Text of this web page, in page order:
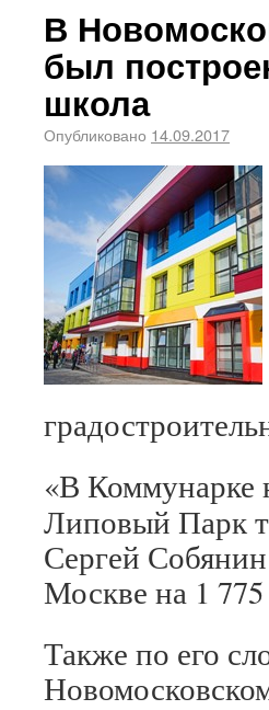
В
был
школа
Опубликовано 14.09.2017
«В Коммунарке
Липовый Парк
Сергей
Москве на 1
Также по его